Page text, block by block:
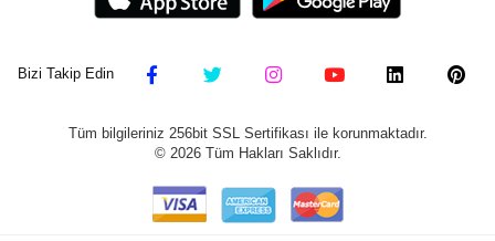
Bizi Takip Edin
Tüm bilgileriniz 256bit SSL Sertifikası ile korunmaktadır.
© 2026Tüm Hakları Saklıdır.